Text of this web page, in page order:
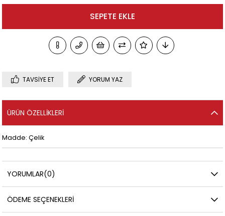
TAVSIYE ET YORUM YAZ
ÜRÜN ÖZELLIKLERI
Madde: Çelik
YORUMLAR(0)
ÖDEME SEÇENEKLERI